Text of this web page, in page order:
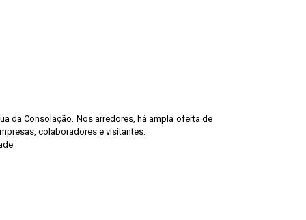
da Consolação. Nos arredores, há ampla oferta de
colaboradores e visitantes.